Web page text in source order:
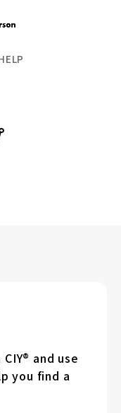
and use
you find a